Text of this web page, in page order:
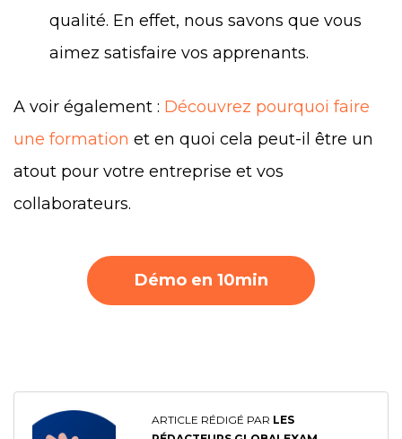
qualité. En effet, nous savons que vous
aimez satisfaire vos apprenants.
A voir également : Découvrez pourquoi faire
une formation et en quoi cela peut-il être un
atout pour votre entreprise et vos
collaborateurs.
Démo en 10min
ARTICLE RÉDIGÉ PAR LES